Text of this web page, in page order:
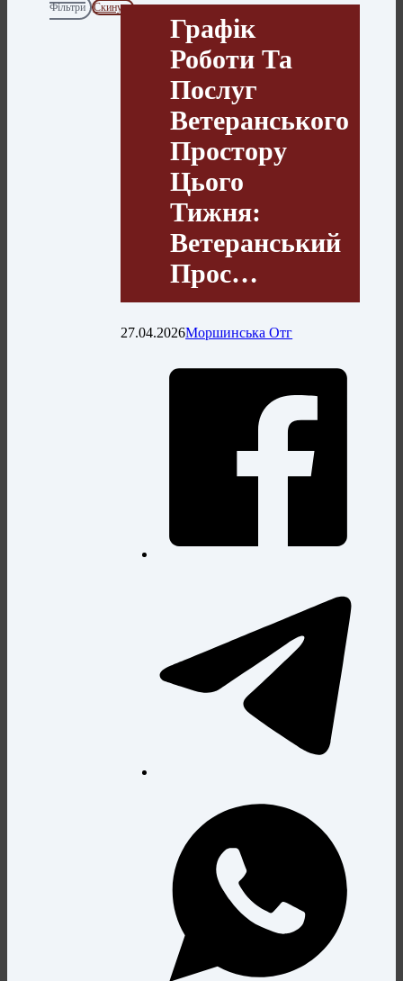
Фільтри
Скинути
Графік
Роботи Та
Послуг
Ветеранського
Простору
Цього
Тижня:
Ветеранський
Прос…
27.04.2026Моршинська Отг